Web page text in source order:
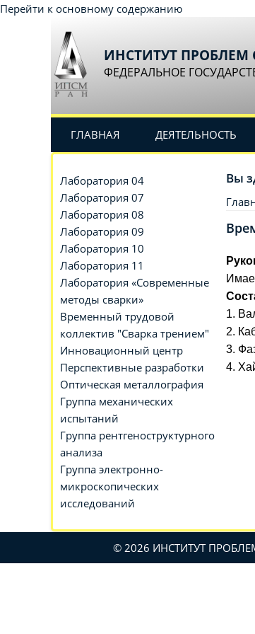
Перейти к основному содержанию
ИНСТИТУТ
ФЕДЕРАЛЬНОЕ
ГЛАВНАЯ ДЕЯТЕЛЬНОСТЬ
Вы
1.
2.
3.
4.
Лаборатория 04
Лаборатория 07
Лаборатория 08
Лаборатория 09
Лаборатория 10
Лаборатория 11
Лаборатория «Современные
методы сварки»
Временный трудовой
коллектив "Сварка трением"
Инновационный центр
Перспективные разработки
Оптическая металлография
Группа механических
испытаний
Группа рентгеноструктурного
анализа
Группа электронно-
микроскопических
исследований
© 2026 ИНСТИТУТ